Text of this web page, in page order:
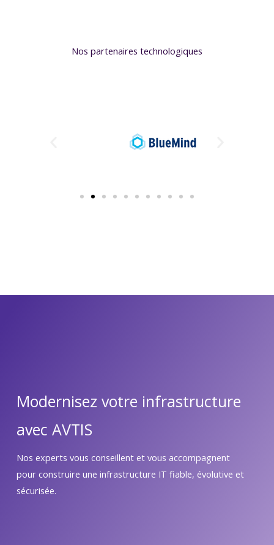
Nos partenaires technologiques
Modernisez votre infrastructure
avec AVTIS
Nos experts vous conseillent et vous accompagnent
pour construire une infrastructure IT fiable, évolutive et
sécurisée.